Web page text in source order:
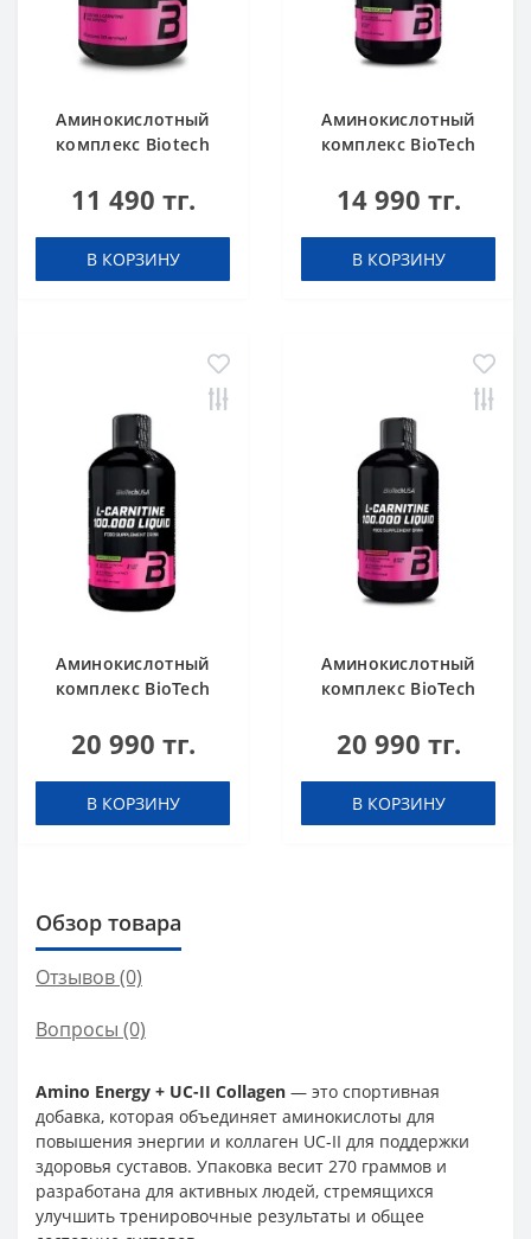
Аминокислотный
комплекс Biotech
Chrome 60 таблеток
11 490 тг.
В КОРЗИНУ
Аминокислотный
комплекс BioTech
Chrome concentrate
14 990 тг.
В КОРЗИНУ
Аминокислотный
комплекс BioTech
100.000 Apple 500 мл
20 990 тг.
В КОРЗИНУ
Аминокислотный
комплекс BioTech
100.000 Cherry 500
20 990 тг.
В КОРЗИНУ
Обзор товара
Отзывов (0)
Вопросы (0)
Amino Energy + UC-II Collagen — это спортивная
добавка, которая объединяет аминокислоты для
повышения энергии и коллаген UC-II для поддержки
здоровья суставов. Упаковка весит 270 граммов и
разработана для активных людей, стремящихся
улучшить тренировочные результаты и общее